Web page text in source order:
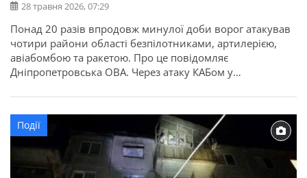
28 травня 2026, 07:29
Понад 20 разів впродовж минулої доби ворог атакував
чотири райони області безпілотниками, артилерією,
авіабомбою та ракетою. Про це повідомляє
Дніпропетровська ОВА. Через атаку КАБом у
пошкоджений евакуаційний автомобіль та приватні
будинки. Минулося без постраждалих.
Події